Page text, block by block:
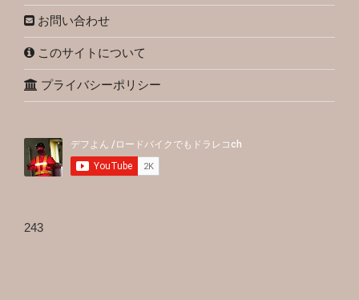
お問い合わせ
このサイトについて
プライバシーポリシー
243